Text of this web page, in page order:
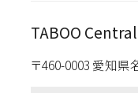
TABOO
〒460-0003 愛知県